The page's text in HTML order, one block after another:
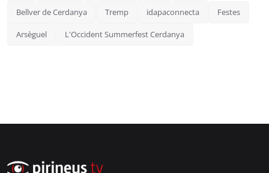
Bellver de Cerdanya Tremp idapaconnecta Festes
Arsèguel L'Occident Summerfest Cerdanya